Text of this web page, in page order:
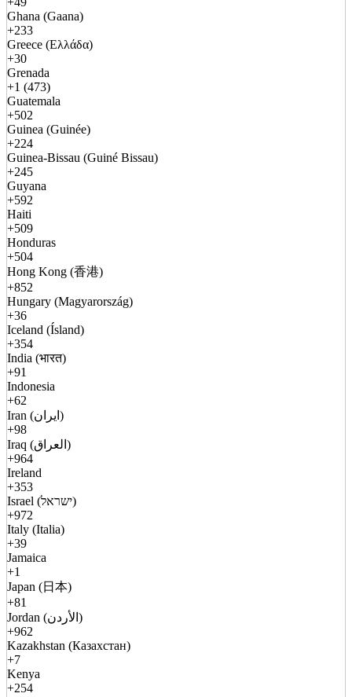
Ghana (Gaana)
+233
Greece (Ελλάδα)
+30
Grenada
+1 (473)
Guatemala
+502
Guinea (Guinée)
+224
Guinea-Bissau (Guiné Bissau)
+245
Guyana
+592
Haiti
+509
Honduras
+504
Hong Kong (香港)
+852
Hungary (Magyarország)
+36
Iceland (Ísland)
+354
India (भारत)
+91
Indonesia
+62
Iran (ایران)
+98
Iraq (العراق)
+964
Ireland
+353
Israel (ישראל)
+972
Italy (Italia)
+39
Jamaica
+1
Japan (日本)
+81
Jordan (الأردن)
+962
Kazakhstan (Казахстан)
+7
Kenya
+254